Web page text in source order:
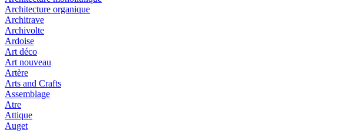
Architecture organique
Architrave
Archivolte
Ardoise
Art déco
Art nouveau
Artère
Arts and Crafts
Assemblage
Atre
Attique
Auget